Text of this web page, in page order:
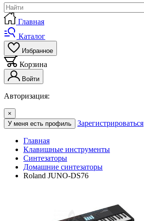
Главная
Каталог
Избранное
Корзина
Войти
Авторизация:
×
У меня есть профиль
Зарегистрироваться
Главная
Клавишные инструменты
Синтезаторы
Домашние синтезаторы
Roland JUNO-DS76